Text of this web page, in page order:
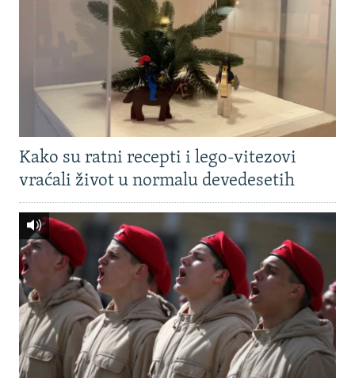
Kako su ratni recepti i lego-vitezovi
vraćali život u normalu devedesetih